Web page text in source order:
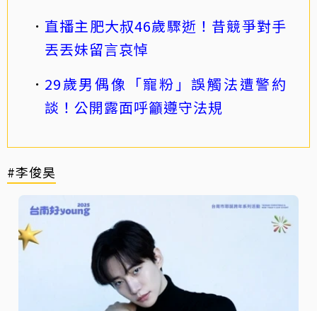
直播主肥大叔46歲驟逝！昔競爭對手
丟丟妹留言哀悼
29歲男偶像「寵粉」誤觸法遭警約
談！公開露面呼籲遵守法規
#李俊昊